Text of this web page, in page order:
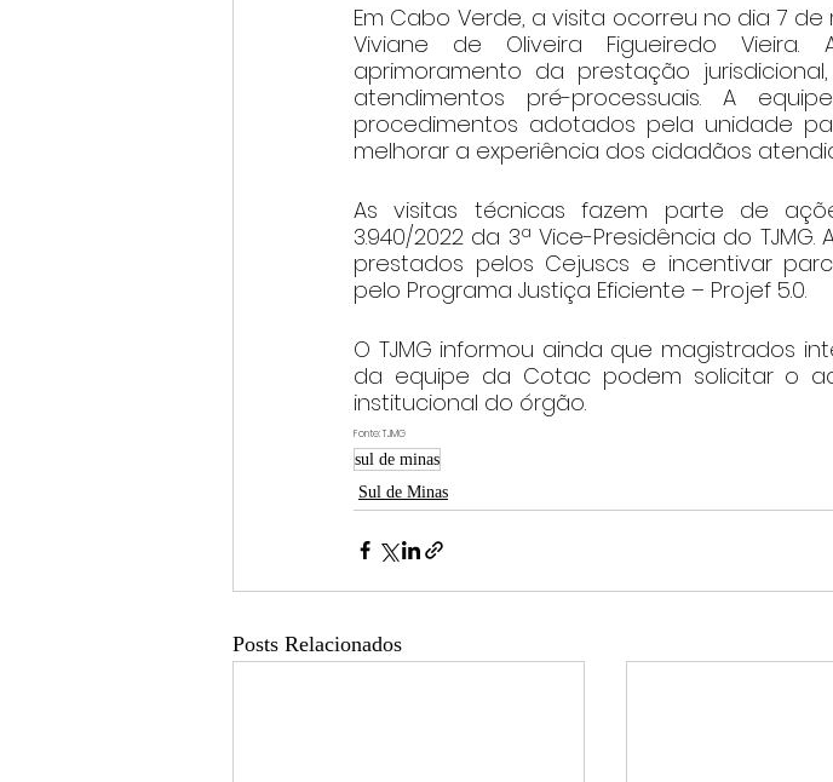
Em Cabo Verde, a visita ocorreu no dia 7
Viviane de Oliveira Figueiredo
aprimoramento da prestação
atendimentos pré-processuais. A
procedimentos adotados pela unidade
melhorar a experiência dos cidadãos
As visitas técnicas fazem parte de
3.940/2022 da 3ª Vice-Presidência do
prestados pelos Cejuscs e incentivar
pelo Programa Justiça Eficiente – Projef 5.0.
O TJMG informou ainda que magistrados
da equipe da Cotac podem solicitar o
institucional do órgão.
Fonte: TJMG
sul de minas
Sul de Minas
Posts Relacionados